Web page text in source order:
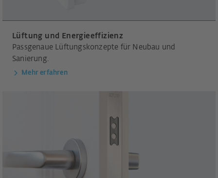
Lüftung und Energieeffizienz
Passgenaue Lüftungskonzepte für Neubau und
Sanierung.
Mehr erfahren